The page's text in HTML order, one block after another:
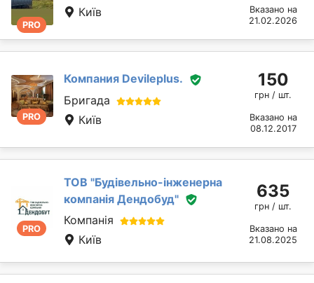
PRO
Київ
Вказано на
21.02.2026
PRO
Компания Devileplus.
Бригада
Київ
150
грн / шт.
Вказано на
08.12.2017
PRO
ТОВ "Будівельно-інженерна
компанія Дендобуд"
Компанія
Київ
635
грн / шт.
Вказано на
21.08.2025